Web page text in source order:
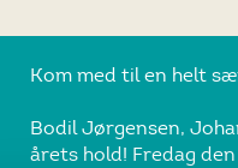
Kom med til en helt
Bodil Jørgensen,
årets hold! Fredag